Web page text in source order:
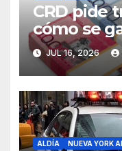
CRD pide
cómo se
Seguro
JUL 16, 2026
ALDÍA NUEVA YORK